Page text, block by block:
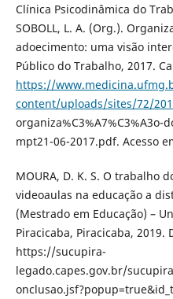
Clínica Psicodinâmica do
SOBOLL, L. A. (Org.).
adoecimento: uma visão
Público do Trabalho, 2017.
https://
content/uploads/sites/72/
mpt21-06-2017.pdf. Acesso
MOURA, D. K. S. O trabalho
videoaulas na educação a
(Mestrado em Educação) –
Piracicaba, Piracicaba, 2019.
https://sucupira-
legado.capes.gov.br/